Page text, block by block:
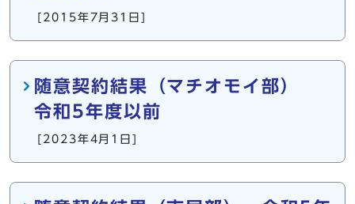
[2015年7月31日]
随意契約結果（マチオモイ部）
令和5年度以前
[2023年4月1日]